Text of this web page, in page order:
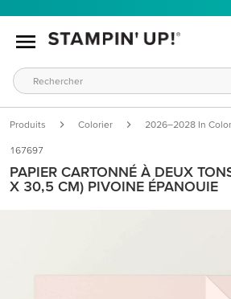
Produits Colorier 2026–2028 In
167697
PAPIER CARTONNÉ À DEUX
X 30,5 CM) PIVOINE ÉPANOUIE